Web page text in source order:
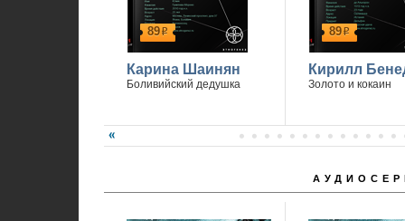
89р
Карина Шаинян
Боливийский дедушка
89р
Кирилл
Золото и кокаин